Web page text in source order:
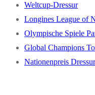
Weltcup-Dressur
Longines League of
Olympische Spiele
Global Champions
Nationenpreis Dressur